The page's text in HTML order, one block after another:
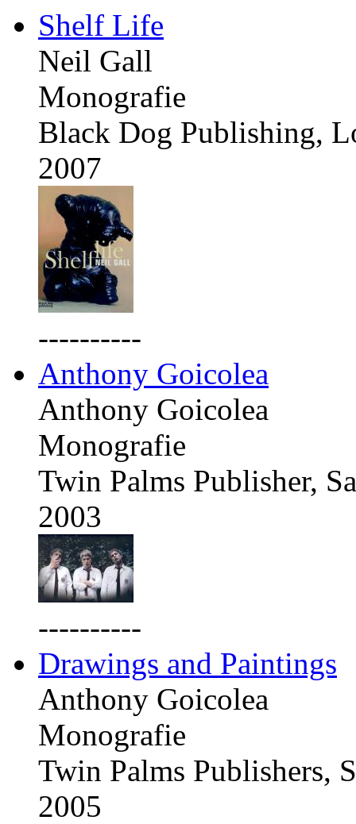
Shelf Life
Neil Gall
Monografie
Black Dog Publishing,
2007
----------
Anthony Goicolea
Anthony Goicolea
Monografie
Twin Palms Publisher,
2003
----------
Drawings and Paintings
Anthony Goicolea
Monografie
Twin Palms Publishers,
2005